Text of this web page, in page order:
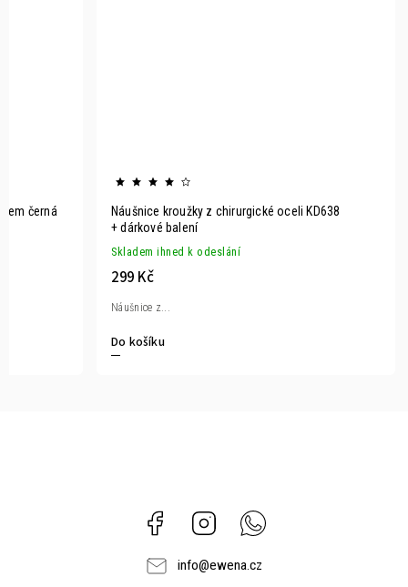
černá
Náušnice kroužky z chirurgické oceli KD638
+ dárkové balení
Skladem ihned k odeslání
299 Kč
Do košíku
Náušnice z...
Facebook Instagram
info@ewena.cz